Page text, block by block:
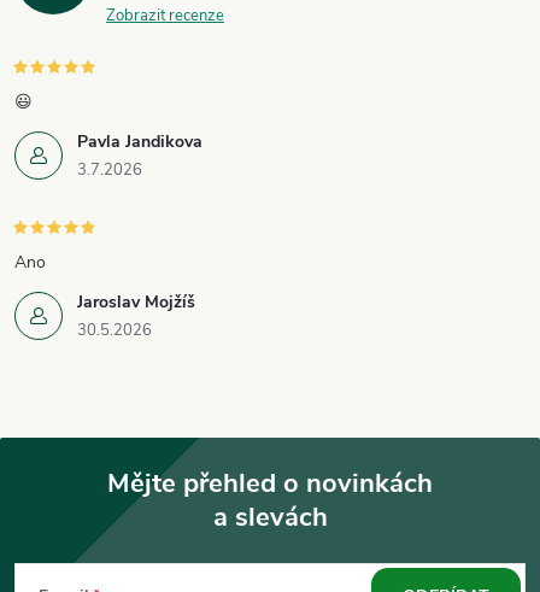
Zobrazit recenze
Pavla Jandikova
3.7.2026
😃
Jaroslav Mojžíš
30.5.2026
Ano
Mějte přehled o novinkách
a slevách